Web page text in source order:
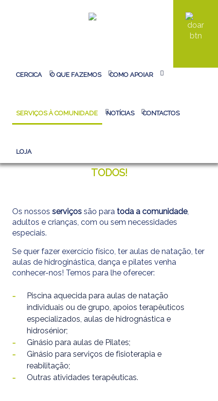
CERCICA O QUE FAZEMOS COMO APOIAR
SERVIÇOS À COMUNIDADE NOTÍCIAS CONTACTOS
LOJA
HOMEPAGE CERCICA > SERVIÇOS À COMUNIDADE >
CERMOV
TODOS!
Os nossos serviços são para toda a comunidade,
adultos e crianças, com ou sem necessidades
especiais.
Se quer fazer exercício físico, ter aulas de natação, ter
aulas de hidroginástica, dança e pilates venha
conhecer-nos! Temos para lhe oferecer:
Piscina aquecida para aulas de natação
individuais ou de grupo, apoios terapêuticos
especializados, aulas de hidrognástica e
hidrosénior;
Ginásio para aulas de Pilates;
Ginásio para serviços de fisioterapia e
reabilitação;
Outras atividades terapêuticas.